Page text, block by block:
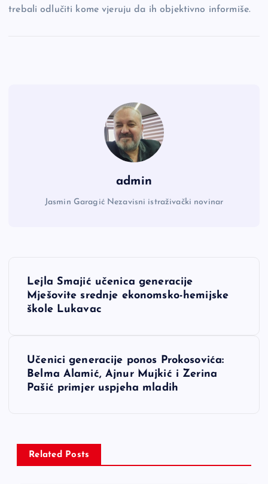
trebali odlučiti kome vjeruju da ih objektivno informiše.
admin
Jasmin Garagić Nezavisni istraživački novinar
N
c
Lejla Smajić učenica generacije
Mješovite srednje ekonomsko-hemijske
škole Lukavac
Učenici generacije ponos Prokosovića:
Belma Alamić, Ajnur Mujkić i Zerina
Pašić primjer uspjeha mladih
Related Posts